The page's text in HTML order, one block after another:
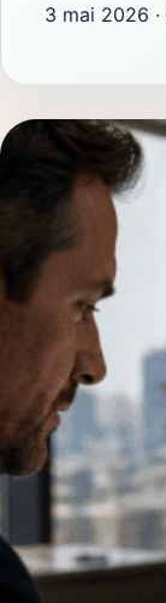
3 mai 2026 ·